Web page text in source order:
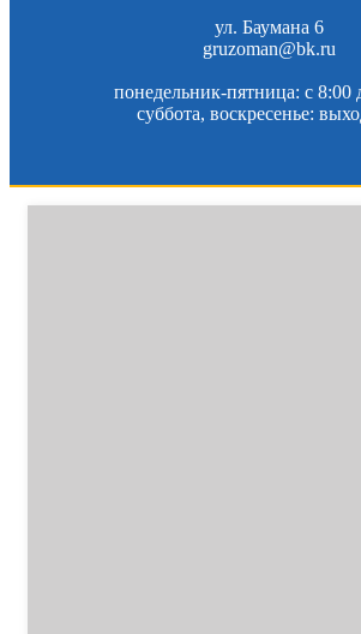
ул. Баумана 6
gruzoman@bk.ru
понедельник-пятница: c 8:00
суббота, воскресенье: